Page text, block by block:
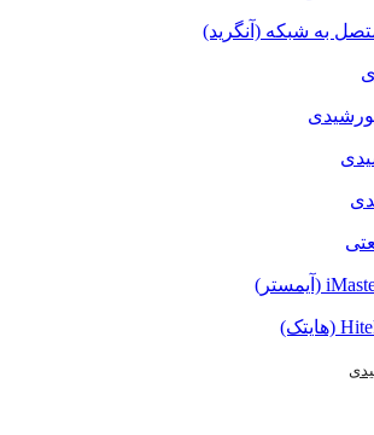
متصل به شبکه (آنگرید)